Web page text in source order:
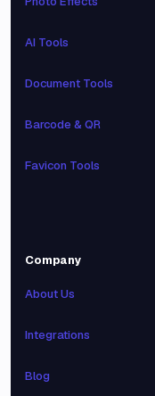
AI Tools
Document Tools
Barcode & QR
Favicon Tools
Company
About Us
Integrations
Blog